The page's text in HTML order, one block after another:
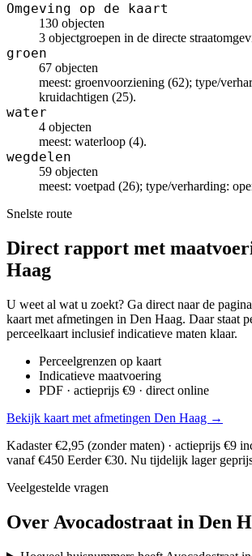
Omgeving op de kaart
130 objecten
3 objectgroepen in de directe
groen
67 objecten
meest: groenvoorziening (62); type/
kruidachtigen (25).
water
4 objecten
meest: waterloop (4).
wegdelen
59 objecten
meest: voetpad (26); type/verharding:
Snelste route
Direct rapport met
Haag
U weet al wat u zoekt? Ga direct naar de
kaart met afmetingen in Den Haag. Daar staat
perceelkaart inclusief indicatieve maten klaar.
Perceelgrenzen op kaart
Indicatieve maatvoering
PDF · actieprijs €9 · direct online
Bekijk kaart met afmetingen Den Haag →
Kadaster €2,95 (zonder maten) · actieprijs €9
vanaf €450 Eerder €30. Nu tijdelijk lager
Veelgestelde vragen
Over Avocadostraat in Den